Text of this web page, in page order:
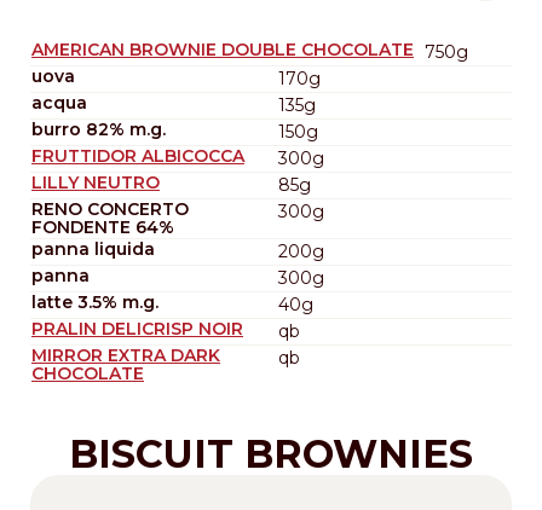
AMERICAN BROWNIE DOUBLE CHOCOLATE 750g
uova
170g
acqua
135g
burro 82% m.g.
150g
FRUTTIDOR ALBICOCCA
300g
LILLY NEUTRO
85g
RENO CONCERTO
FONDENTE 64%
300g
panna liquida
200g
panna
300g
latte 3.5% m.g.
40g
PRALIN DELICRISP NOIR
qb
MIRROR EXTRA DARK
CHOCOLATE
qb
BISCUIT BROWNIES